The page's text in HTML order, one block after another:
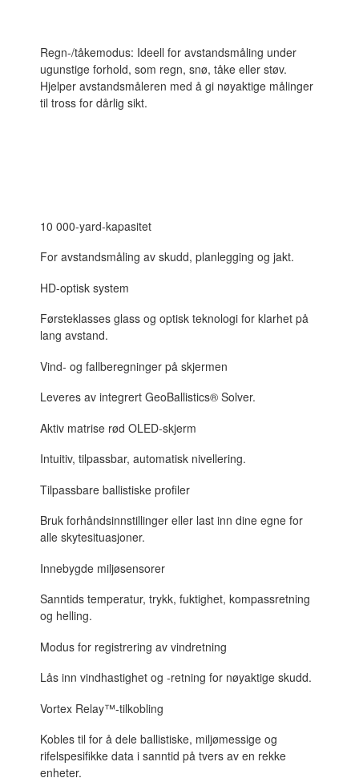
Regn-/tåkemodus: Ideell for avstandsmåling under
ugunstige forhold, som regn, snø, tåke eller støv.
Hjelper avstandsmåleren med å gi nøyaktige målinger
til tross for dårlig sikt.
10 000-yard-kapasitet
For avstandsmåling av skudd, planlegging og jakt.
HD-optisk system
Førsteklasses glass og optisk teknologi for klarhet på
lang avstand.
Vind- og fallberegninger på skjermen
Leveres av integrert GeoBallistics® Solver.
Aktiv matrise rød OLED-skjerm
Intuitiv, tilpassbar, automatisk nivellering.
Tilpassbare ballistiske profiler
Bruk forhåndsinnstillinger eller last inn dine egne for
alle skytesituasjoner.
Innebygde miljøsensorer
Sanntids temperatur, trykk, fuktighet, kompassretning
og helling.
Modus for registrering av vindretning
Lås inn vindhastighet og -retning for nøyaktige skudd.
Vortex Relay™-tilkobling
Kobles til for å dele ballistiske, miljømessige og
rifelspesifikke data i sanntid på tvers av en rekke
enheter.